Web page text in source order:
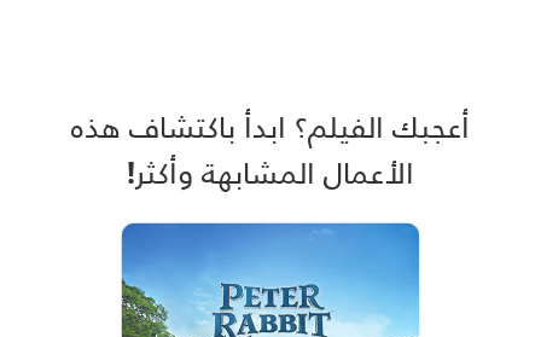
أعجبك الفيلم؟ ابدأ باكتشاف هذه
الأعمال المشابهة وأكثر!